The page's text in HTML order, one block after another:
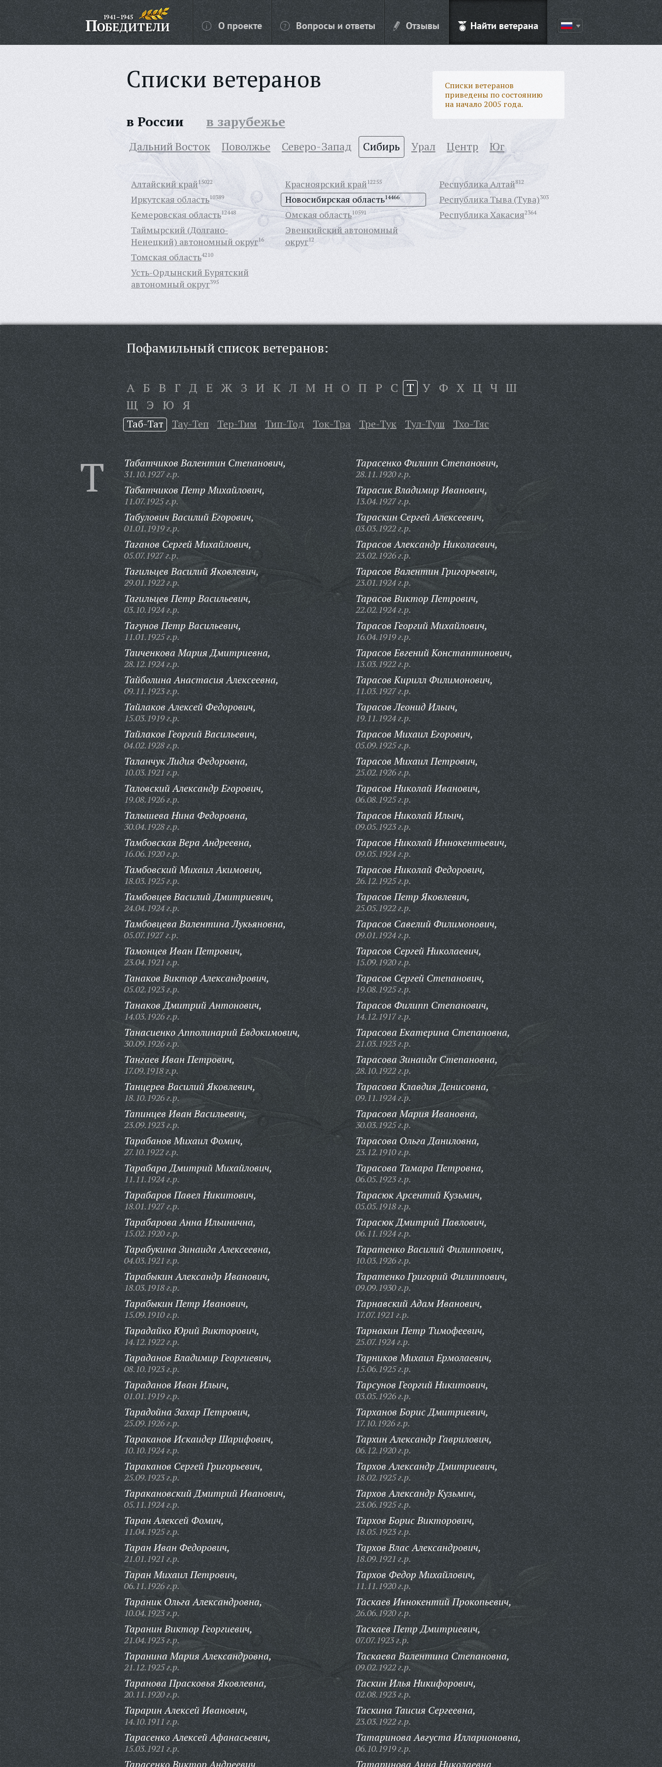
О проекте Вопросы и ответы Отзывы Найти ветерана
Списки ветеранов
Списки ветеранов
приведены по состоянию
на начало 2005 года.
в России в зарубежье
Дальний Восток Поволжье Северо-Запад Сибирь Урал Центр Юг
Алтайский край15022
Иркутская область10389
Кемеровская область12448
Красноярский край12255
Новосибирская область14466
Омская область10591
Республика Алтай812
Республика Тыва (Тува)303
Республика Хакасия2364
Таймырский (Долгано-
Ненецкий) автономный округ16
Томская область4210
Усть-Ордынский Бурятский
автономный округ395
Эвенкийский автономный
округ12
Пофамильный список ветеранов:
А Б В Г Д Е Ж З И К Л М Н О П Р С Т У Ф Х Ц Ч Ш
Щ Э Ю Я
Таб-Тат Тау-Теп Тер-Тим Тип-Тод Ток-Тра Тре-Тук Тул-Туш Тхо-Тяс
Т Табатчиков Валентин Степанович,
31.10.1927 г.р.
Табатчиков Петр Михайлович,
11.07.1925 г.р.
Табулович Василий Егорович,
01.01.1919 г.р.
Таганов Сергей Михайлович,
05.07.1927 г.р.
Тагильцев Василий Яковлевич,
29.01.1922 г.р.
Тагильцев Петр Васильевич,
03.10.1924 г.р.
Тагунов Петр Васильевич,
11.01.1925 г.р.
Таиченкова Мария Дмитриевна,
28.12.1924 г.р.
Тайболина Анастасия Алексеевна,
09.11.1923 г.р.
Тайлаков Алексей Федорович,
15.03.1919 г.р.
Тайлаков Георгий Васильевич,
04.02.1928 г.р.
Таланчук Лидия Федоровна,
10.03.1921 г.р.
Таловский Александр Егорович,
19.08.1926 г.р.
Талышева Нина Федоровна,
30.04.1928 г.р.
Тамбовская Вера Андреевна,
16.06.1920 г.р.
Тамбовский Михаил Акимович,
18.03.1925 г.р.
Тамбовцев Василий Дмитриевич,
24.04.1924 г.р.
Тамбовцева Валентина Лукьяновна,
05.07.1927 г.р.
Тамонцев Иван Петрович,
23.04.1921 г.р.
Танаков Виктор Александрович,
05.02.1923 г.р.
Танаков Дмитрий Антонович,
14.03.1926 г.р.
Танасиенко Апполинарий Евдокимович,
30.09.1926 г.р.
Тангаев Иван Петрович,
17.09.1918 г.р.
Танцерев Василий Яковлевич,
18.10.1926 г.р.
Тапинцев Иван Васильевич,
23.09.1923 г.р.
Тарабанов Михаил Фомич,
27.10.1922 г.р.
Тарабара Дмитрий Михайлович,
11.11.1924 г.р.
Тарабаров Павел Никитович,
18.01.1927 г.р.
Тарабарова Анна Ильинична,
15.02.1920 г.р.
Тарабукина Зинаида Алексеевна,
04.03.1921 г.р.
Тарабыкин Александр Иванович,
18.03.1918 г.р.
Тарабыкин Петр Иванович,
15.09.1910 г.р.
Тарадайко Юрий Викторович,
14.12.1922 г.р.
Тараданов Владимир Георгиевич,
08.10.1923 г.р.
Тараданов Иван Ильич,
01.01.1919 г.р.
Тарадойна Захар Петрович,
25.09.1926 г.р.
Тараканов Искаидер Шарифович,
10.10.1924 г.р.
Тараканов Сергей Григорьевич,
25.09.1923 г.р.
Таракановский Дмитрий Иванович,
05.11.1924 г.р.
Таран Алексей Фомич,
11.04.1925 г.р.
Таран Иван Федорович,
21.01.1921 г.р.
Таран Михаил Петрович,
06.11.1926 г.р.
Тараник Ольга Александровна,
10.04.1923 г.р.
Таранин Виктор Георгиевич,
21.04.1923 г.р.
Таранина Мария Александровна,
21.12.1925 г.р.
Таранова Прасковья Яковлевна,
20.11.1920 г.р.
Тарарин Алексей Иванович,
14.10.1911 г.р.
Тарасенко Алексей Афанасьевич,
15.03.1921 г.р.
Тарасенко Виктор Андреевич,
Тарасенко Филипп Степанович,
28.11.1920 г.р.
Тарасик Владимир Иванович,
13.04.1927 г.р.
Тараскин Сергей Алексеевич,
03.03.1922 г.р.
Тарасов Александр Николаевич,
23.02.1926 г.р.
Тарасов Валентин Григорьевич,
23.01.1924 г.р.
Тарасов Виктор Петрович,
22.02.1924 г.р.
Тарасов Георгий Михайлович,
16.04.1919 г.р.
Тарасов Евгений Константинович,
13.03.1922 г.р.
Тарасов Кирилл Филимонович,
11.03.1927 г.р.
Тарасов Леонид Ильич,
19.11.1924 г.р.
Тарасов Михаил Егорович,
05.09.1925 г.р.
Тарасов Михаил Петрович,
25.02.1926 г.р.
Тарасов Николай Иванович,
06.08.1925 г.р.
Тарасов Николай Ильич,
09.05.1923 г.р.
Тарасов Николай Иннокентьевич,
09.05.1924 г.р.
Тарасов Николай Федорович,
26.12.1925 г.р.
Тарасов Петр Яковлевич,
25.05.1922 г.р.
Тарасов Савелий Филимонович,
09.01.1924 г.р.
Тарасов Сергей Николаевич,
15.09.1920 г.р.
Тарасов Сергей Степанович,
19.08.1925 г.р.
Тарасов Филипп Степанович,
14.12.1917 г.р.
Тарасова Екатерина Степановна,
21.03.1923 г.р.
Тарасова Зинаида Степановна,
28.10.1922 г.р.
Тарасова Клавдия Денисовна,
09.11.1924 г.р.
Тарасова Мария Ивановна,
30.03.1925 г.р.
Тарасова Ольга Даниловна,
23.12.1910 г.р.
Тарасова Тамара Петровна,
06.05.1923 г.р.
Тарасюк Арсентий Кузьмич,
05.05.1918 г.р.
Тарасюк Дмитрий Павлович,
06.11.1924 г.р.
Таратенко Василий Филиппович,
10.03.1926 г.р.
Таратенко Григорий Филиппович,
09.09.1930 г.р.
Тарнавский Адам Иванович,
17.07.1921 г.р.
Тарнакин Петр Тимофеевич,
25.07.1924 г.р.
Тарников Михаил Ермолаевич,
15.06.1925 г.р.
Тарсунов Георгий Никитович,
03.05.1926 г.р.
Тарханов Борис Дмитриевич,
17.10.1926 г.р.
Тархин Александр Гаврилович,
06.12.1920 г.р.
Тархов Александр Дмитриевич,
18.02.1925 г.р.
Тархов Александр Кузьмич,
23.06.1925 г.р.
Тархов Борис Викторович,
18.05.1923 г.р.
Тархов Влас Александрович,
18.09.1921 г.р.
Тархов Федор Михайлович,
11.11.1920 г.р.
Таскаев Иннокентий Прокопьевич,
26.06.1920 г.р.
Таскаев Петр Дмитриевич,
07.07.1923 г.р.
Таскаева Валентина Степановна,
09.02.1922 г.р.
Таскин Илья Никифорович,
02.08.1923 г.р.
Таскина Таисия Сергеевна,
23.03.1922 г.р.
Татаринова Августа Илларионовна,
06.10.1919 г.р.
Татаринова Анна Николаевна,